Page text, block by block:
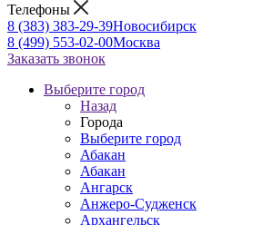
Телефоны
8 (383) 383-29-39Новосибирск
8 (499) 553-02-00Москва
Заказать звонок
Выберите город
Назад
Города
Выберите город
Абакан
Абакан
Ангарск
Анжеро-Судженск
Архангельск